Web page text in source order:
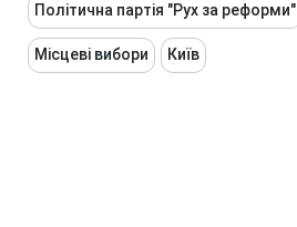
Політична партія "Рух за реформи"
Місцеві вибори Київ